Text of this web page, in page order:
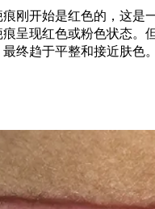
刚开始是红色的，这是
呈现红色或粉色状态。
终趋于平整和接近肤色